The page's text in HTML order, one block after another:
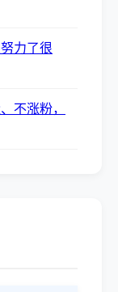
力了很
不涨粉，